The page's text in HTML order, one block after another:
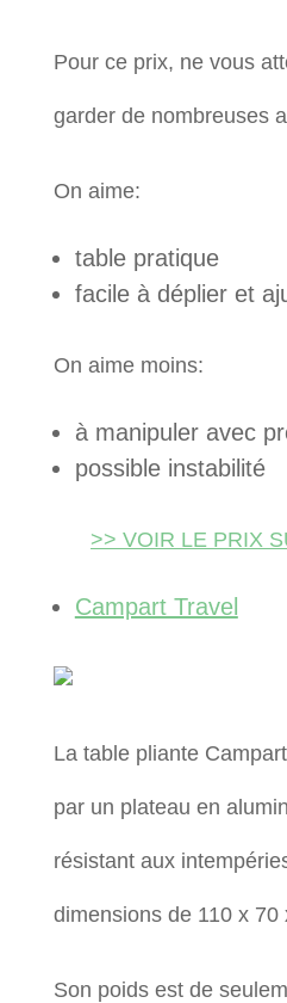
Pour ce prix, ne vous
garder de nombreuses
On aime:
table pratique
facile à déplier et
On aime moins:
à manipuler avec
possible instabilité
>> VOIR LE PRIX
Campart Travel
La table pliante
par un plateau en
résistant aux
dimensions de 110 x 70
Son poids est de